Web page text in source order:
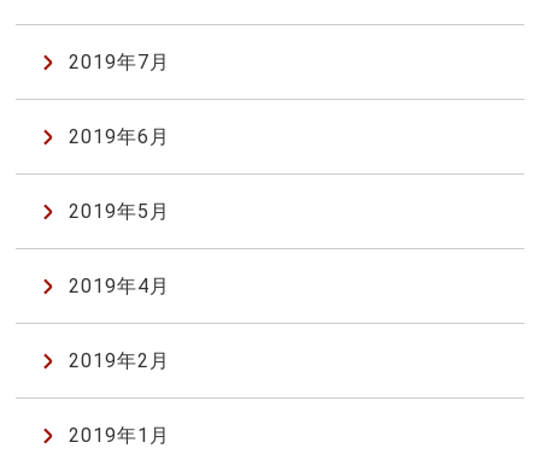
2019年7月
2019年6月
2019年5月
2019年4月
2019年2月
2019年1月